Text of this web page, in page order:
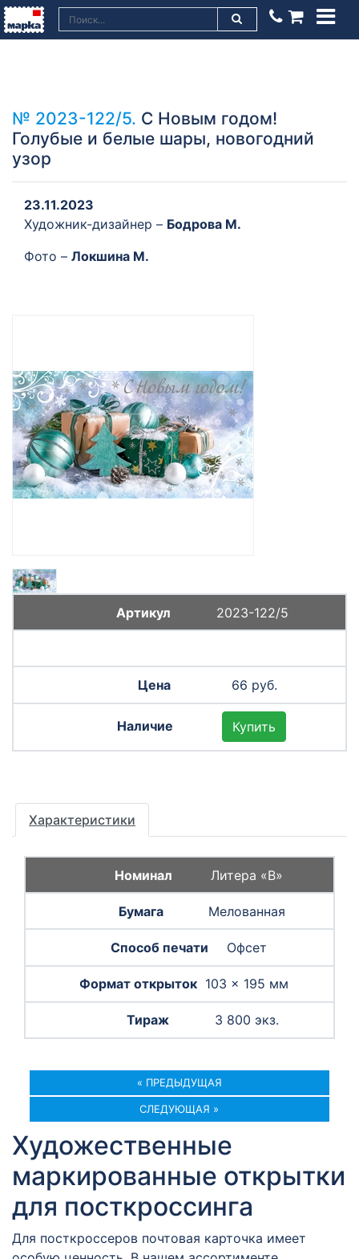
№ 2023-122/5. С Новым годом!
Голубые и белые шары, новогодний
узор
23.11.2023
Художник-дизайнер – Бодрова М.
Фото – Локшина М.
2023-122/5
66 руб.
Купить
Характеристики
Литера «B»
Мелованная
Офсет
103 × 195 мм
3 800 экз.
« ПРЕДЫДУЩАЯ
СЛЕДУЮЩАЯ »
Художественные
маркированные открытки
для посткроссинга
Для посткроссеров почтовая карточка имеет